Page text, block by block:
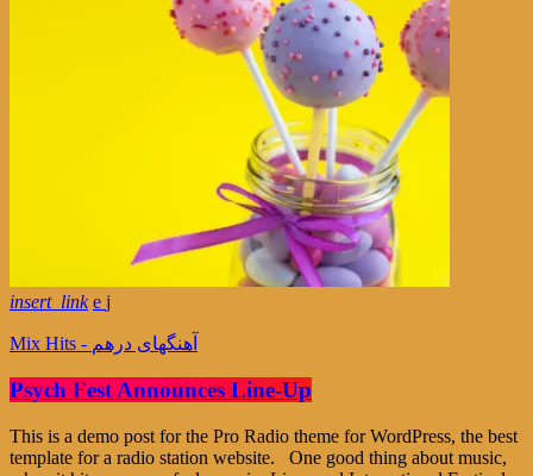
insert_link
Mix Hits - آهنگهای درهم
Psych Fest Announces Line-Up
This is a demo post for the Pro Radio theme for WordPress, the best
template for a radio station website. One good thing about music,